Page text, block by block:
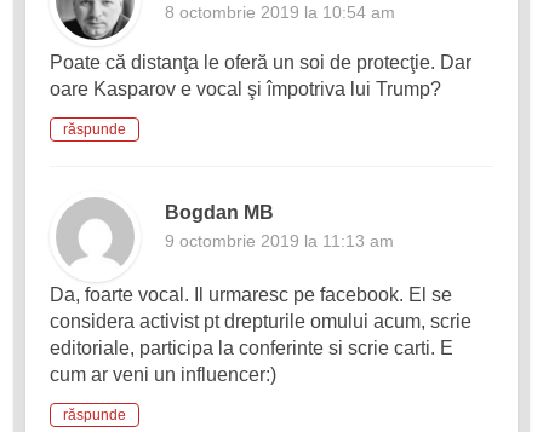
8 octombrie 2019 la 10:54 am
Poate că distanţa le oferă un soi de protecţie. Dar
oare Kasparov e vocal şi împotriva lui Trump?
răspunde
Bogdan MB
9 octombrie 2019 la 11:13 am
Da, foarte vocal. Il urmaresc pe facebook. El se
considera activist pt drepturile omului acum, scrie
editoriale, participa la conferinte si scrie carti. E
cum ar veni un influencer:)
răspunde